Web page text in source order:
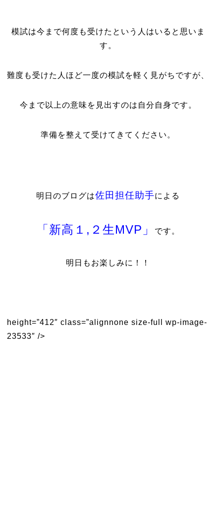
模試は今まで何度も受けたという人はいると思いま
す。
難度も受けた人ほど一度の模試を軽く見がちですが、
今まで以上の意味を見出すのは自分自身です。
準備を整えて受けてきてください。
明日のブログは佐田担任助手による
「新高１,２生MVP」 です。
明日もお楽しみに！！
height=”412″ class=”alignnone size-full wp-image-
23533″ />